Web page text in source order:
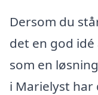
Dersom du
det en god
som en
i Marielyst har